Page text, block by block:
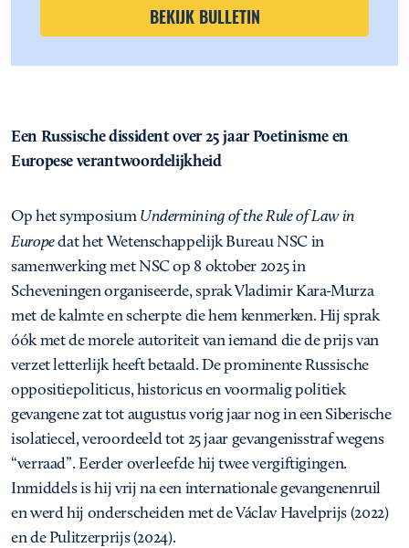
BEKIJK BULLETIN
Een Russische dissident over 25 jaar Poetinisme en
Europese verantwoordelijkheid
Op het symposiumUndermining of the Rule of Law in
Europedat het Wetenschappelijk Bureau NSC in
samenwerking met NSC op 8 oktober 2025 in
Scheveningen organiseerde, sprak Vladimir Kara-Murza
met de kalmte en scherpte die hem kenmerken. Hij sprak
óók met de morele autoriteit van iemand die de prijs van
verzet letterlijk heeft betaald. De prominente Russische
oppositiepoliticus, historicus en voormalig politiek
gevangene zat tot augustus vorig jaar nog in een Siberische
isolatiecel, veroordeeld tot 25 jaar gevangenisstraf wegens
“verraad”. Eerder overleefde hij twee vergiftigingen.
Inmiddels is hij vrij na een internationale gevangenenruil
en werd hij onderscheiden met de Václav Havelprijs (2022)
en de Pulitzerprijs (2024).